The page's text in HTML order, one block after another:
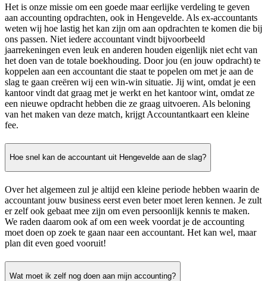
Het is onze missie om een goede maar eerlijke verdeling te geven
aan accounting opdrachten, ook in Hengevelde. Als ex-accountants
weten wij hoe lastig het kan zijn om aan opdrachten te komen die bij
ons passen. Niet iedere accountant vindt bijvoorbeeld
jaarrekeningen even leuk en anderen houden eigenlijk niet echt van
het doen van de totale boekhouding. Door jou (en jouw opdracht) te
koppelen aan een accountant die staat te popelen om met je aan de
slag te gaan creëren wij een win-win situatie. Jij wint, omdat je een
kantoor vindt dat graag met je werkt en het kantoor wint, omdat ze
een nieuwe opdracht hebben die ze graag uitvoeren. Als beloning
van het maken van deze match, krijgt Accountantkaart een kleine
fee.
Hoe snel kan de accountant uit Hengevelde aan de slag?
Over het algemeen zul je altijd een kleine periode hebben waarin de
accountant jouw business eerst even beter moet leren kennen. Je zult
er zelf ook gebaat mee zijn om even persoonlijk kennis te maken.
We raden daarom ook af om een week voordat je de accounting
moet doen op zoek te gaan naar een accountant. Het kan wel, maar
plan dit even goed vooruit!
Wat moet ik zelf nog doen aan mijn accounting?